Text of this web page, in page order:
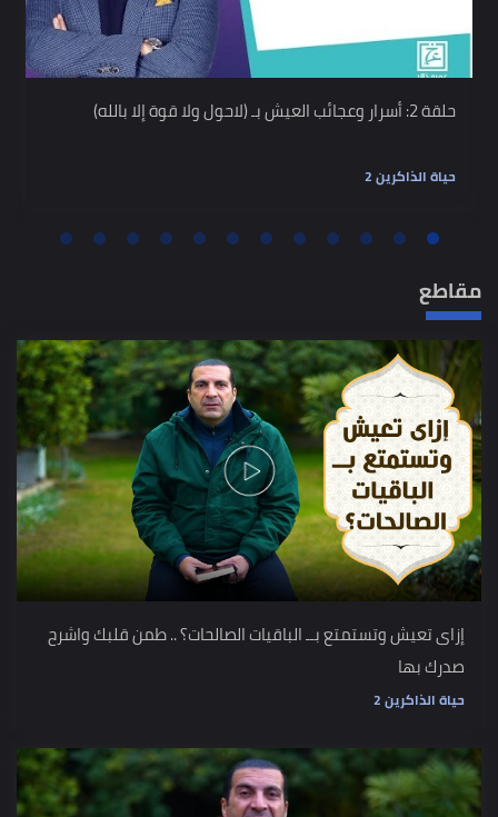
حلقة 2: أسرار وعجائب العيش بـ (لاحول ولا قوة إلا بالله)
حياة الذاكرين 2
مقاطع
إزاى تعيش وتستمتع بــ الباقيات الصالحات؟ .. طمن قلبك واشرح
صدرك بها
حياة الذاكرين 2